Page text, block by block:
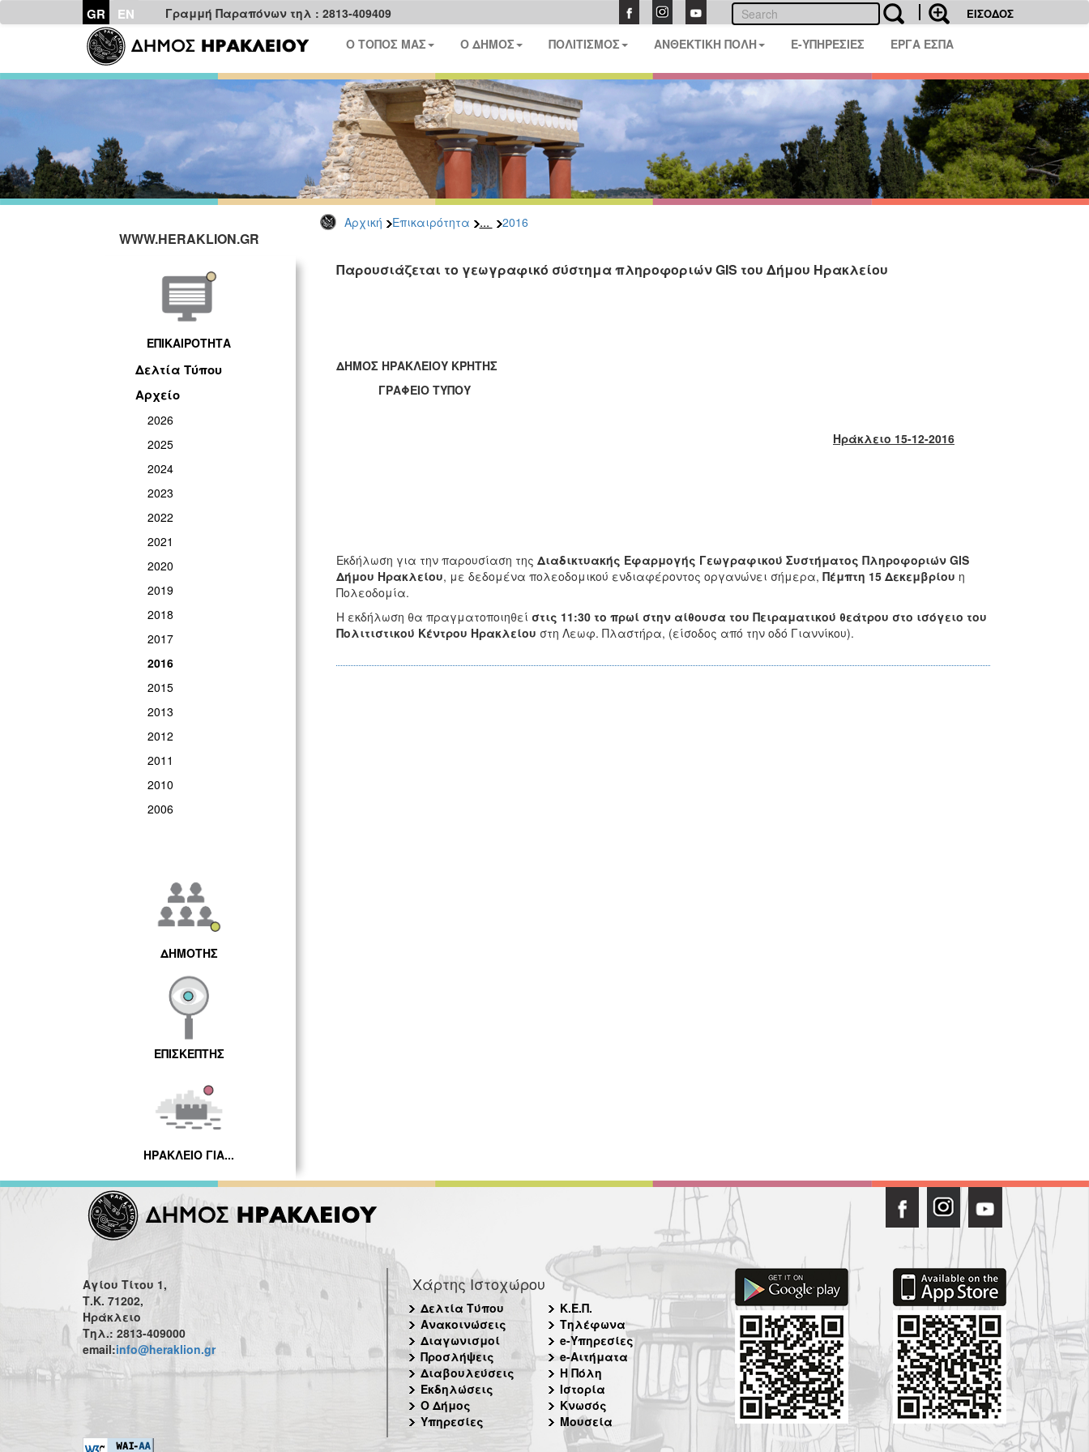
GR EN Γραμμή Παραπόνων τηλ : 2813-409409 ΕΙΣΟΔΟΣ
Ο ΤΟΠΟΣ ΜΑΣ Ο ΔΗΜΟΣ ΠΟΛΙΤΙΣΜΟΣ ΑΝΘΕΚΤΙΚΗ ΠΟΛΗ E-ΥΠΗΡΕΣΙΕΣ ΕΡΓΑ ΕΣΠΑ
Αρχική Επικαιρότητα ... 2016
WWW.HERAKLION.GR
ΕΠΙΚΑΙΡΟΤΗΤΑ
Δελτία Τύπου
Αρχείο
2026
2025
2024
2023
2022
2021
2020
2019
2018
2017
2016
2015
2013
2012
2011
2010
2006
ΔΗΜΟΤΗΣ
ΕΠΙΣΚΕΠΤΗΣ
ΗΡΑΚΛΕΙΟ ΓΙΑ...
Παρουσιάζεται το γεωγραφικό σύστημα πληροφοριών GIS του Δήμου Ηρακλείου
ΔΗΜΟΣ ΗΡΑΚΛΕΙΟΥ ΚΡΗΤΗΣ
ΓΡΑΦΕΙΟ ΤΥΠΟΥ
Ηράκλειο 15-12-2016
Eκδήλωση για την παρουσίαση της Διαδικτυακής Εφαρμογής Γεωγραφικού Συστήματος Πληροφοριών GIS
Δήμου Ηρακλείου, με δεδομένα πολεοδομικού ενδιαφέροντος οργανώνει σήμερα, Πέμπτη 15 Δεκεμβρίου η
Πολεοδομία.
Η εκδήλωση θα πραγματοποιηθεί στις 11:30 το πρωί στην αίθουσα του Πειραματικού θεάτρου στο ισόγειο του
Πολιτιστικού Κέντρου Ηρακλείου στη Λεωφ. Πλαστήρα, (είσοδος από την οδό Γιαννίκου).
Αγίου Τίτου 1,
Τ.Κ. 71202,
Ηράκλειο
Τηλ.: 2813-409000
email:info@heraklion.gr
Χάρτης Ιστοχώρου
Δελτία Τύπου
Ανακοινώσεις
Διαγωνισμοί
Προσλήψεις
Διαβουλεύσεις
Εκδηλώσεις
Ο Δήμος
Υπηρεσίες
Κ.Ε.Π.
Τηλέφωνα
e-Υπηρεσίες
e-Αιτήματα
Η Πόλη
Ιστορία
Κνωσός
Μουσεία